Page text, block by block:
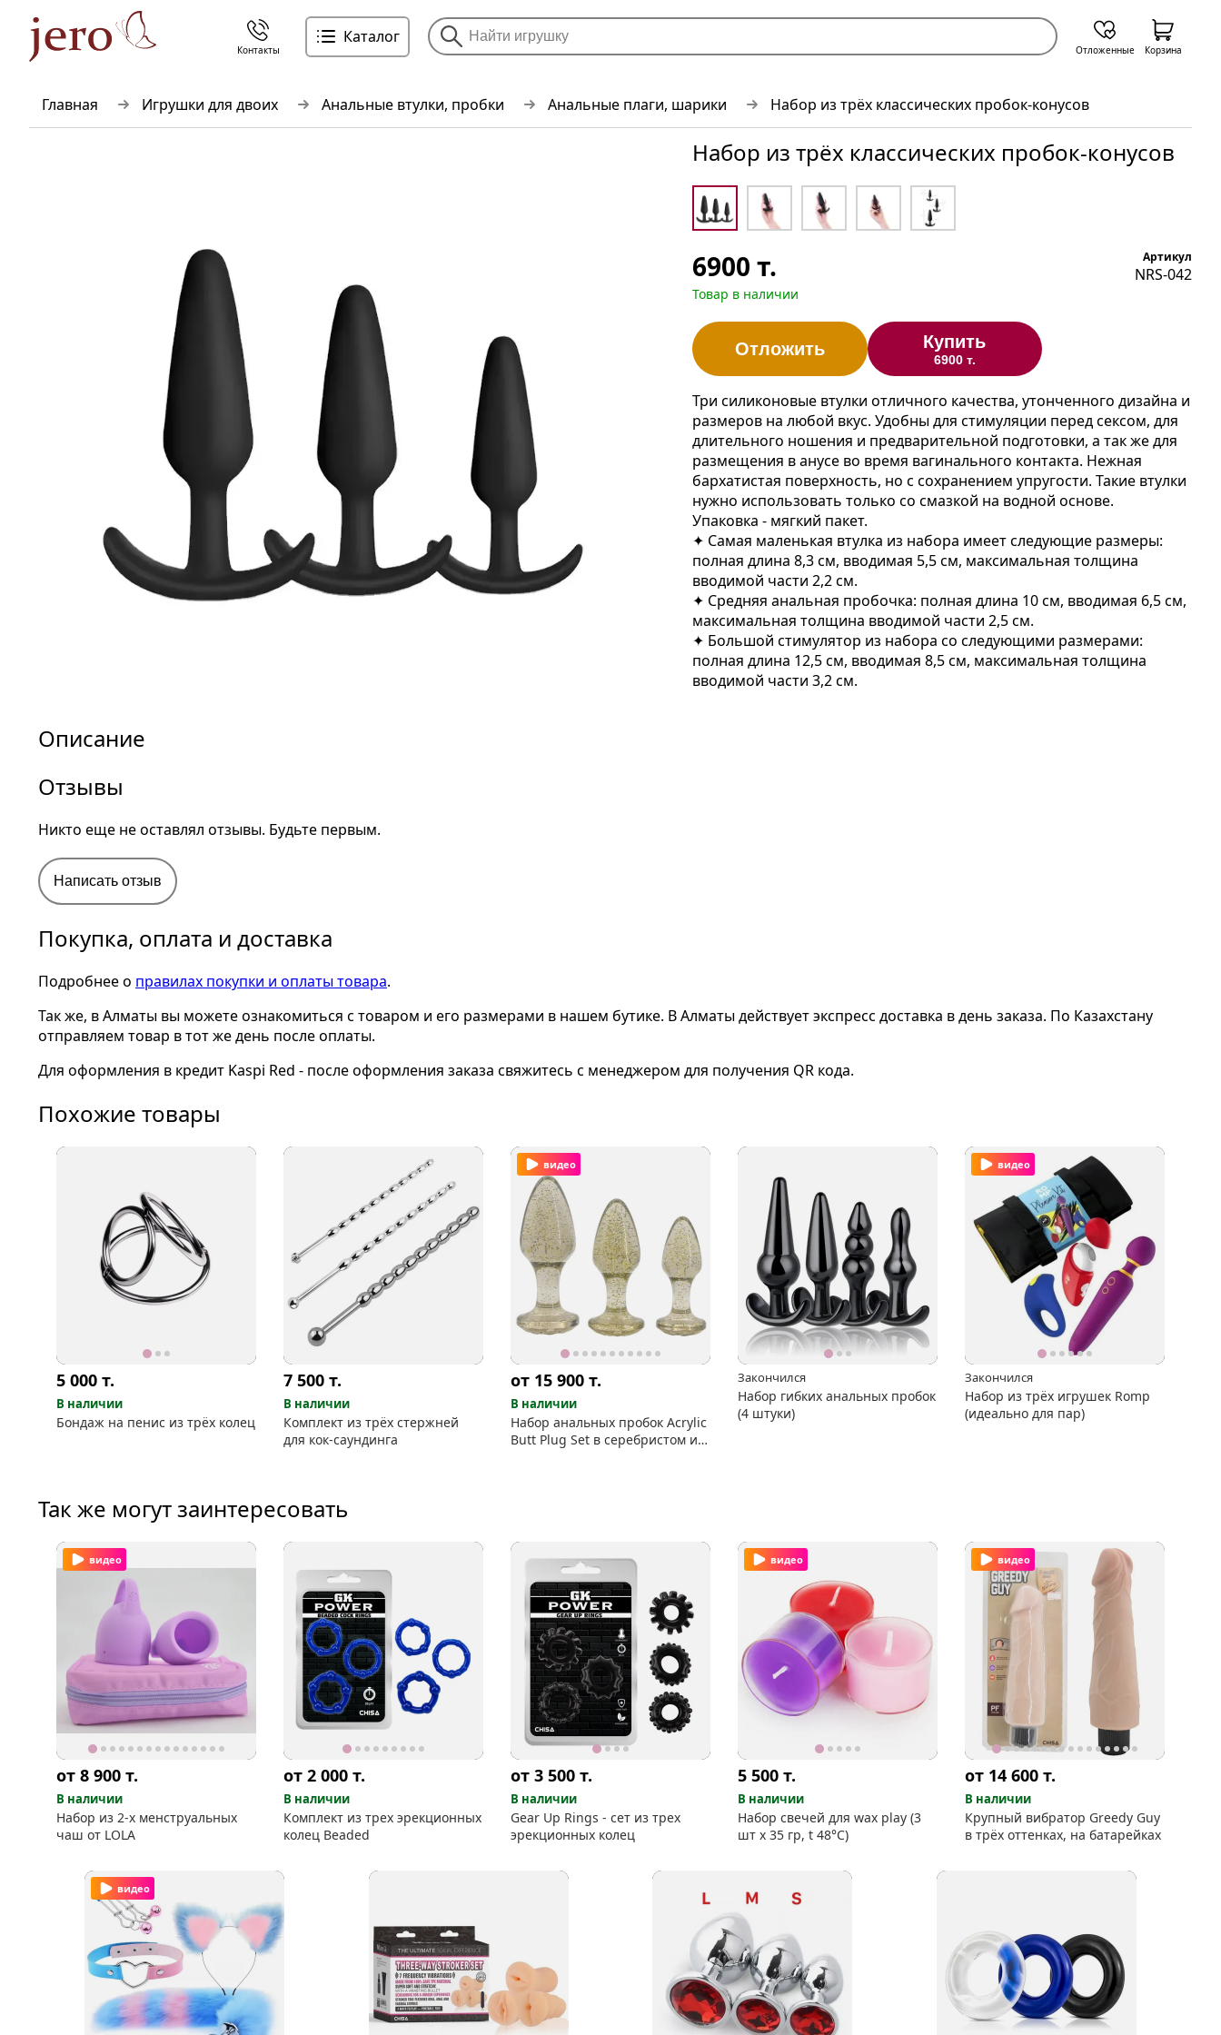
Главная Игрушки для двоих Анальные втулки, пробки Анальные плаги, шарики Набор из трёх классических пробок-конусов
Набор из трёх классических пробок-конусов
6900 т.
Товар в наличии
Артикул
NRS-042
Отложить Купить
6900 т.
Три силиконовые втулки отличного качества, утонченного дизайна и
размеров на любой вкус. Удобны для стимуляции перед сексом, для
длительного ношения и предварительной подготовки, а так же для
размещения в анусе во время вагинального контакта. Нежная
бархатистая поверхность, но с сохранением упругости. Такие втулки
нужно использовать только со смазкой на водной основе.
Упаковка - мягкий пакет.
✦ Самая маленькая втулка из набора имеет следующие размеры:
полная длина 8,3 см, вводимая 5,5 см, максимальная толщина
вводимой части 2,2 см.
✦ Средняя анальная пробочка: полная длина 10 см, вводимая 6,5 см,
максимальная толщина вводимой части 2,5 см.
✦ Большой стимулятор из набора со следующими размерами:
полная длина 12,5 см, вводимая 8,5 см, максимальная толщина
вводимой части 3,2 см.
Описание
Отзывы
Никто еще не оставлял отзывы. Будьте первым.
Написать отзыв
Покупка, оплата и доставка
Подробнее о правилах покупки и оплаты товара.
Так же, в Алматы вы можете ознакомиться с товаром и его размерами в нашем бутике. В Алматы действует экспресс доставка в день заказа. По Казахстану
отправляем товар в тот же день после оплаты.
Для оформления в кредит Kaspi Red - после оформления заказа свяжитесь с менеджером для получения QR кода.
Похожие товары
5 000 т.
В наличии
Бондаж на пенис из трёх колец
7 500 т.
В наличии
Комплект из трёх стержней
для кок-саундинга
видео
от 15 900 т.
В наличии
Набор анальных пробок Acrylic
Butt Plug Set в серебристом и
Закончился
Набор гибких анальных пробок
(4 штуки)
видео
Закончился
Набор из трёх игрушек Romp
(идеально для пар)
Так же могут заинтересовать
видео
от 8 900 т.
В наличии
Набор из 2-х менструальных
чаш от LOLA
от 2 000 т.
В наличии
Комплект из трех эрекционных
колец Beaded
от 3 500 т.
В наличии
Gear Up Rings - сет из трех
эрекционных колец
видео
5 500 т.
В наличии
Набор свечей для wax play (3
шт х 35 гр, t 48°C)
видео
от 14 600 т.
В наличии
Крупный вибратор Greedy Guy
в трёх оттенках, на батарейках
видео
Контакты
Каталог
Отложенные Корзина